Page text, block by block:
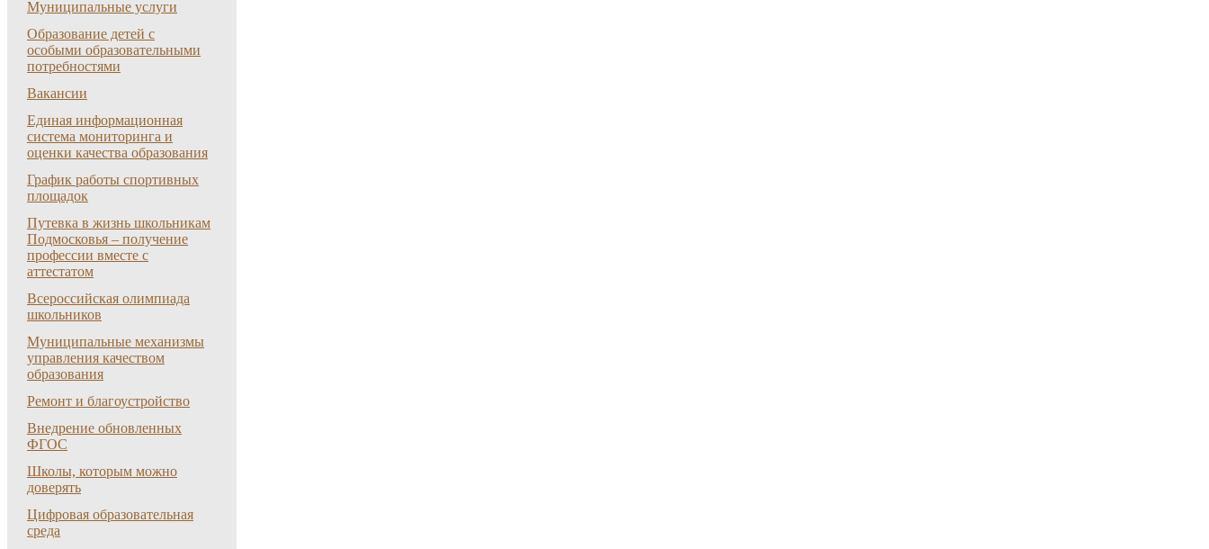
Муниципальные услуги
Образование детей с
особыми образовательными
потребностями
Вакансии
Единая информационная
система мониторинга и
оценки качества образования
График работы спортивных
площадок
Путевка в жизнь школьникам
Подмосковья – получение
профессии вместе с
аттестатом
Всероссийская олимпиада
школьников
Муниципальные механизмы
управления качеством
образования
Ремонт и благоустройство
Внедрение обновленных
ФГОС
Школы, которым можно
доверять
Цифровая образовательная
среда